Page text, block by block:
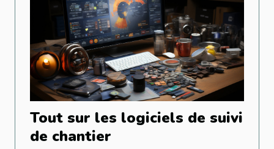
Tout sur les logiciels de suivi
de chantier